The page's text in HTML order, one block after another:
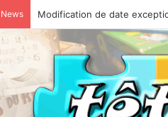
Modification de date